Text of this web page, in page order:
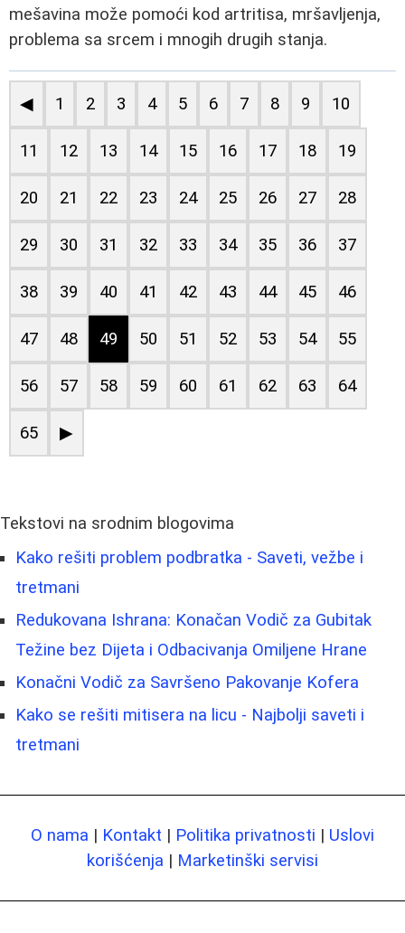
mešavina može pomoći kod artritisa, mršavljenja,
problema sa srcem i mnogih drugih stanja.
◀ 1 2 3 4 5 6 7 8 9 10
11 12 13 14 15 16 17 18 19
20 21 22 23 24 25 26 27 28
29 30 31 32 33 34 35 36 37
38 39 40 41 42 43 44 45 46
47 48 49 50 51 52 53 54 55
56 57 58 59 60 61 62 63 64
65 ▶
Tekstovi na srodnim blogovima
Kako rešiti problem podbratka - Saveti, vežbe i
tretmani
Redukovana Ishrana: Konačan Vodič za Gubitak
Težine bez Dijeta i Odbacivanja Omiljene Hrane
Konačni Vodič za Savršeno Pakovanje Kofera
Kako se rešiti mitisera na licu - Najbolji saveti i
tretmani
O nama | Kontakt | Politika privatnosti | Uslovi
korišćenja | Marketinški servisi